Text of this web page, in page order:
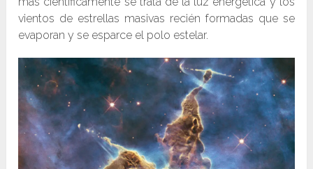
vientos de estrellas masivas recién formadas que se
evaporan y se esparce el polo estelar.